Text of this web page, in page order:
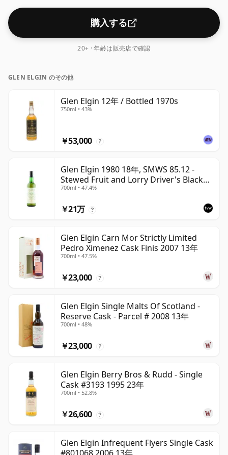
購入する
20+ · 年齢は販売店で確認
GLEN ELGIN のその他
Glen Elgin 12年 / Bottled 1970s
750ml • 43%
￥53,000 ?
Glen Elgin 1980 18年, SMWS 85.12 -
Stewed Fruit and Lorry Driver's Black
Tea
700ml • 47.4%
￥21万 ?
Glen Elgin Carn Mor Strictly Limited
Pedro Ximenez Cask Finis 2007 13年
700ml • 47.5%
￥23,000 ?
Glen Elgin Single Malts Of Scotland -
Reserve Cask - Parcel # 2008 13年
700ml • 48%
￥23,000 ?
Glen Elgin Berry Bros & Rudd - Single
Cask #3193 1995 23年
700ml • 52.8%
￥26,600 ?
Glen Elgin Infrequent Flyers Single Cask